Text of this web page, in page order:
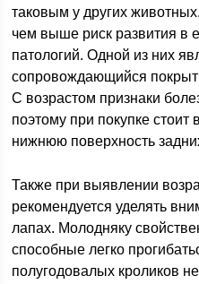
таковым у других
чем выше риск развития в
патологий. Одной из них
сопровождающийся
С возрастом признаки
поэтому при покупке стоит
нижнюю поверхность
Также при выявлении
рекомендуется уделять
лапах. Молодняку
способные легко
полугодовалых кроликов